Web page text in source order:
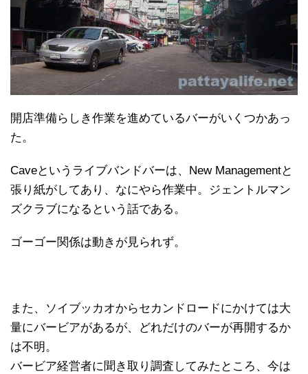
開店準備らしき作業を進めているバーがいくつかあっ
た。
Caveというライブバンドバーは、New Managementと
張り紙がしてあり、なにやら作業中。ジェントルマン
ズクラブになるという話である。
ゴーゴー関係は動きが見られず。
また、ソイブッカオからセカンドロードにかけては大
量にバービアがあるが、どれだけのバーが再開するか
は不明。
バービア経営者に聞き取り調査してみたところ、今は